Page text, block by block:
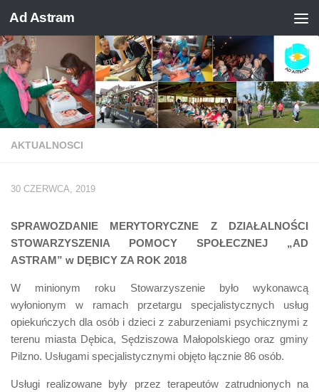
Skip to content
Ad Astram
AKTUALNOSCI
30 CZERWCA, 2019
SPRAWOZDANIE MERYTORYCZNE Z DZIAŁALNOŚCI
STOWARZYSZENIA POMOCY SPOŁECZNEJ „AD
ASTRAM” w DĘBICY ZA ROK 2018
W minionym roku Stowarzyszenie było wykonawcą
wyłonionym w ramach przetargu specjalistycznych usług
opiekuńczych dla osób i dzieci z zaburzeniami psychicznymi z
terenu miasta Dębica, Sędziszowa Małopolskiego oraz gminy
Pilzno. Usługami specjalistycznymi objęto łącznie 86 osób.
Usługi realizowane były przez terapeutów zatrudnionych na